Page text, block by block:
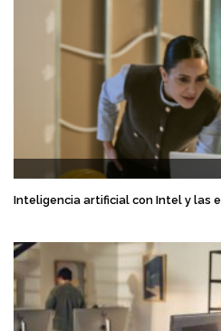
Inteligencia artificial con Intel y las